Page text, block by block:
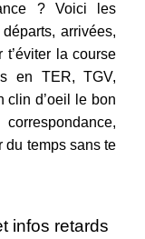
? Voici les
départs, arrivées,
la course
en TER, TGV,
clin d’oeil le bon
du temps sans te
infos retards